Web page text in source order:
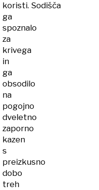
koristi. Sodišča
ga
spoznalo
za
krivega
in
ga
obsodilo
na
pogojno
dveletno
zaporno
kazen
s
preizkusno
dobo
treh